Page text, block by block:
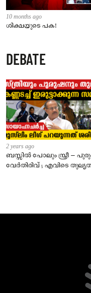
10 months ago
ശിക്ഷയുടെ പക!
DEBATE
2 years ago
ബസ്സിൽ പോലും സ്ത്രീ –
വേർതിരിവ് ; എവിടെ